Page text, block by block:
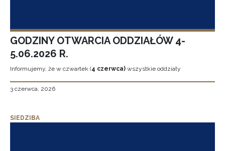
GODZINY OTWARCIA ODDZIAŁÓW 4-
5.06.2026 R.
Informujemy, że w czwartek (4 czerwca) wszystkie oddziały
3 czerwca, 2026
SIEDZIBA